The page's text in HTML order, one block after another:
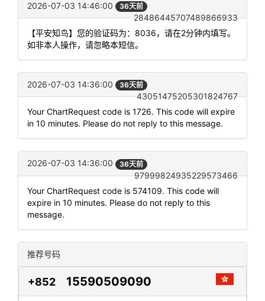
2026-07-03 14:46:00 36天前
28486445707489866933
【平安知鸟】您的验证码为：8036，请在2分钟内填写。
如非本人操作，请忽略本短信。
2026-07-03 14:36:00 36天前
43051475205301824767
Your ChartRequest code is 1726. This code will expire
in 10 minutes. Please do not reply to this message.
2026-07-03 14:36:00 36天前
97999824935229573466
Your ChartRequest code is 574109. This code will
expire in 10 minutes. Please do not reply to this
message.
推荐号码
+852 15590509090